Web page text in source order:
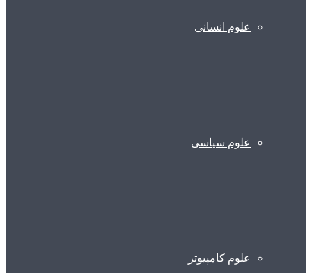
علوم انسانی
علوم سیاسی
علوم کامپیوتر